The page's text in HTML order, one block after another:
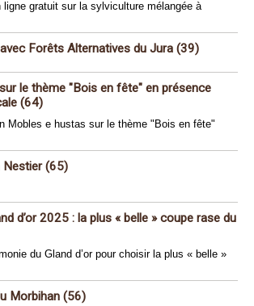
ligne gratuit sur la sylviculture mélangée à
Forêts Alternatives du Jura (39)
le thème "Bois en fête" en présence
(64)
Mobles e hustas sur le thème "Bois en fête"
Nestier (65)
d’or 2025 : la plus « belle » coupe rase du
du Gland d’or pour choisir la plus « belle »
Morbihan (56)